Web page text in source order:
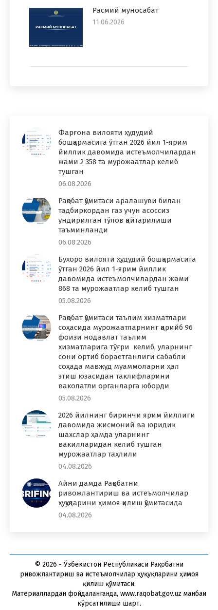
Расмий муносабат
11.06.2026
Фарғона вилояти ҳудудий
бошқармасига ўтган 2026 йил 1-ярим
йиллик давомида истеъмолчилардан
жами 2 358 та мурожаатлар келиб
тушган
06.08.2026
Рақобат қўмитаси аралашуви билан
тадбиркордан газ учун асоссиз
ундирилган тўлов қайтарилиши
таъминланди
06.08.2026
Бухоро вилояти ҳудудий бошқармасига
ўтган 2026 йил 1-ярим йиллик
давомида истеъмолчилардан жами
868 та мурожаатлар келиб тушган
05.08.2026
Рақобат қўмитаси таълим хизматлари
соҳасида мурожаатларнинг қарийб 96
фоизи нодавлат таълим
хизматларига тўғри келиб, уларнинг
сони ортиб бораётганлиги сабабли
соҳада мавжуд муаммоларни ҳал
этиш юзасидан таклифларини
ваколатли органларга юборди
05.08.2026
2026 йилнинг биринчи ярим йиллиги
давомида жисмоний ва юридик
шахслар ҳамда уларнинг
вакилларидан келиб тушган
мурожаатлар таҳлили
04.08.2026
Айни дамда Рақобатни
ривожлантириш ва истеъмолчилар
ҳуқуқларини ҳимоя қилиш қўмитасида
04.08.2026
© 2026 - Ўзбекистон Республикаси Рақобатни
ривожлантириш ва истеъмолчилар ҳуқуқларини ҳимоя
қилиш қўмитаси.
Материаллардан фойдаланганда, www.raqobat.gov.uz манбаи
кўрсатилиши шарт.